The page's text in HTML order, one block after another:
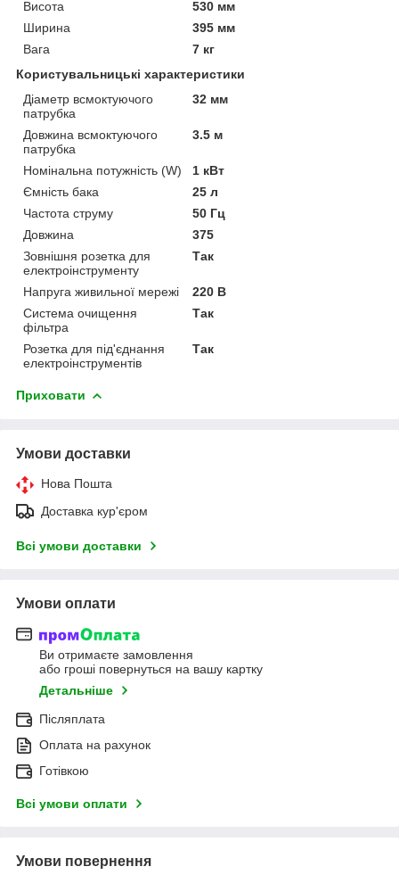
Висота
530 мм
Ширина
395 мм
Вага
7 кг
Користувальницькі характеристики
Діаметр всмоктуючого
патрубка
32 мм
Довжина всмоктуючого
патрубка
3.5 м
Номінальна потужність (W)
1 кВт
Ємність бака
25 л
Частота струму
50 Гц
Довжина
375
Зовнішня розетка для
електроінструменту
Так
Напруга живильної мережі
220 В
Система очищення
фільтра
Так
Розетка для під'єднання
електроінструментів
Так
Приховати
Умови доставки
Нова Пошта
Доставка кур'єром
Всі умови доставки
Умови оплати
Ви отримаєте замовлення
або гроші повернуться на вашу картку
Детальніше
Післяплата
Оплата на рахунок
Готівкою
Всі умови оплати
Умови повернення